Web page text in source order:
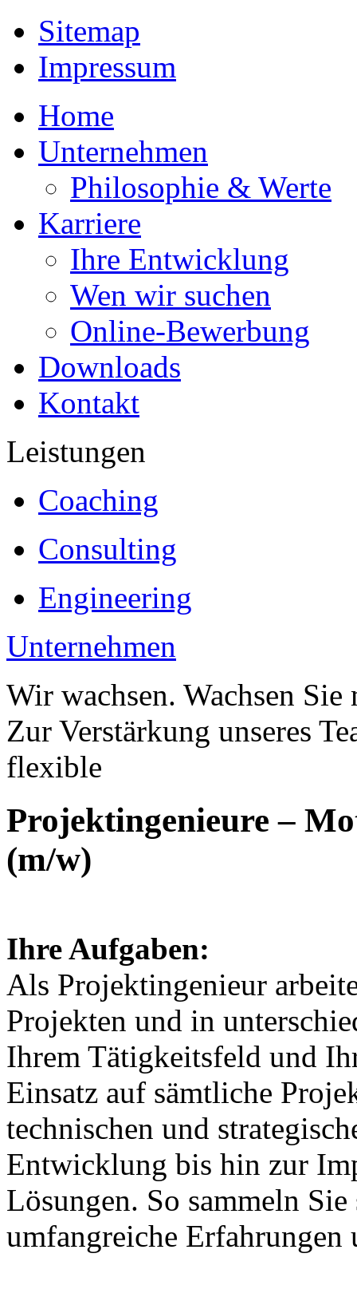
Sitemap
Impressum
Home
Unternehmen
Philosophie & Werte
Karriere
Ihre Entwicklung
Wen wir suchen
Online-Bewerbung
Downloads
Kontakt
Leistungen
Coaching
Consulting
Engineering
Unternehmen
Wir wachsen. Wachsen Sie
Zur Verstärkung unseres
flexible
Projektingenieure –
(m/w)
Ihre Aufgaben:
Als Projektingenieur
Projekten und in
Ihrem Tätigkeitsfeld und
Einsatz auf sämtliche
technischen und
Entwicklung bis hin zur
Lösungen. So sammeln
umfangreiche